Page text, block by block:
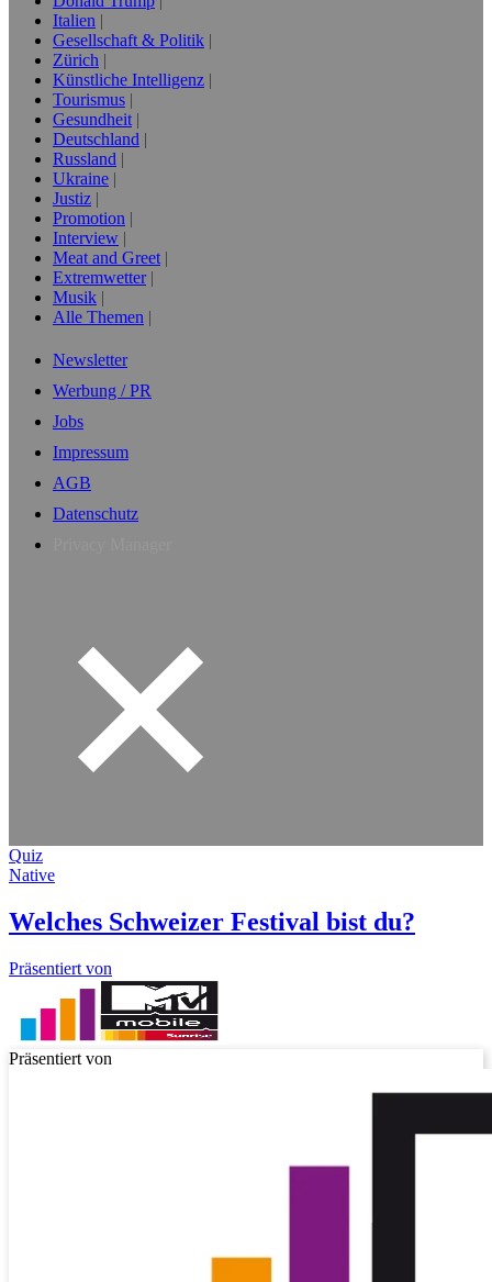
Italien
Gesellschaft & Politik
Zürich
Künstliche Intelligenz
Tourismus
Gesundheit
Deutschland
Russland
Ukraine
Justiz
Promotion
Interview
Meat and Greet
Extremwetter
Musik
Alle Themen
Newsletter
Werbung / PR
Jobs
Impressum
AGB
Datenschutz
Quiz
Native
Welches Schweizer Festival bist du?
Präsentiert von
Präsentiert von